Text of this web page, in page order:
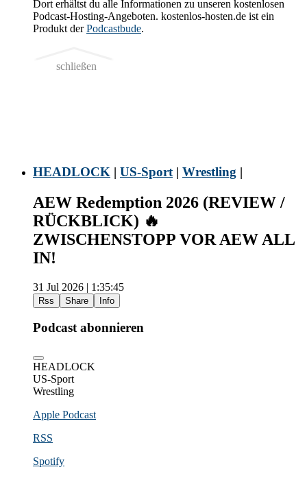
Dort erhältst du alle Informationen zu unseren kostenlosen
Podcast-Hosting-Angeboten. kostenlos-hosten.de ist ein
Produkt derPodcastbude.
schließen
HEADLOCK | US-Sport | Wrestling |
AEW Redemption 2026 (REVIEW /
RÜCKBLICK) 🔥
ZWISCHENSTOPP VOR AEW ALL
IN!
31 Jul 2026 | 1:35:45
Rss Share Info
Podcast abonnieren
HEADLOCK
US-Sport
Wrestling
Apple Podcast
RSS
Spotify